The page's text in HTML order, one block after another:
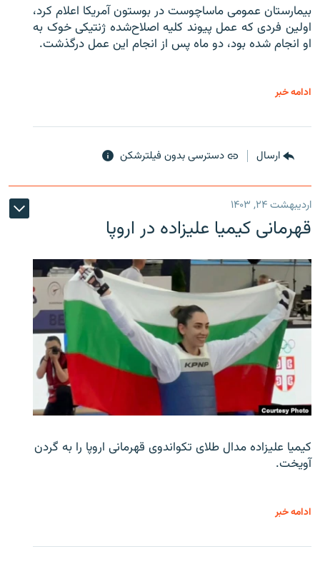
بیمارستان عمومی ماساچوست در بوستون آمریکا اعلام کرد،
اولین فردی که عمل پیوند کلیه اصلاح‌شده ژنتیکی خوک به
او انجام شده بود، دو ماه پس از انجام این عمل درگذشت.
ادامه خبر
ارسال دسترسی بدون فیلترشکن
اردیبهشت ۲۴, ۱۴۰۳
قهرمانی کیمیا علیزاده در اروپا
کیمیا علیزاده مدال طلای تکواندوی قهرمانی اروپا را به گردن
آویخت.
ادامه خبر